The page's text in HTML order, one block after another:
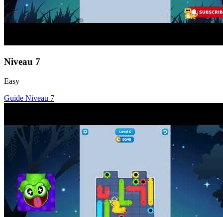
Niveau 7
Easy
Guide Niveau 7